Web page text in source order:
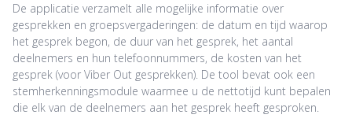
De applicatie verzamelt alle mogelijke informatie over
gesprekken en groepsvergaderingen: de datum en tijd waarop
het gesprek begon, de duur van het gesprek, het aantal
deelnemers en hun telefoonnummers, de kosten van het
gesprek (voor Viber Out gesprekken). De tool bevat ook een
stemherkenningsmodule waarmee u de nettotijd kunt bepalen
die elk van de deelnemers aan het gesprek heeft gesproken.